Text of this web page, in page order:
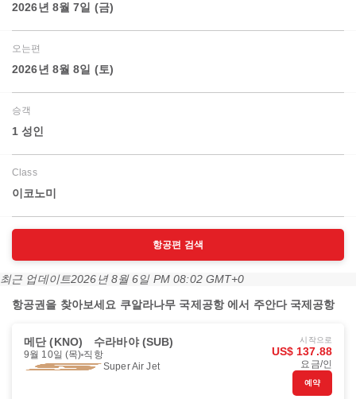
2026년 8월 7일 (금)
오는편
2026년 8월 8일 (토)
승객
1 성인
Class
이코노미
항공편 검색
최근 업데이트2026년 8월 6일 PM 08:02 GMT+0
항공권을 찾아보세요 쿠알라나무 국제공항 에서 주안다 국제공항
메단 (KNO) 수라바야 (SUB)
9월 10일 (목) 직항
Super Air Jet
시작으로
US$ 137.88
요금/인
예약